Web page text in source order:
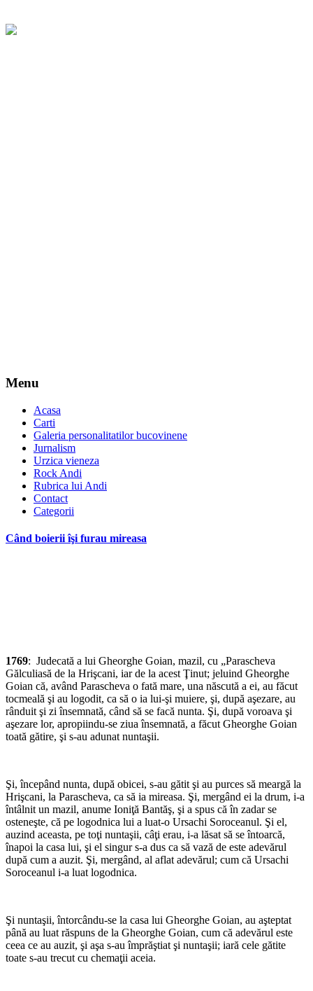
Menu
Acasa
Carti
Galeria personalitatilor bucovinene
Jurnalism
Urzica vieneza
Rock Andi
Rubrica lui Andi
Contact
Categorii
Când boierii îşi furau mireasa
1769: Judecată a lui Gheorghe Goian, mazil, cu „Parascheva
Gălculiasă de la Hrişcani, iar de la acest Ţinut; jeluind Gheorghe
Goian că, având Parascheva o fată mare, una născută a ei, au făcut
tocmeală şi au logodit, ca să o ia lui-şi muiere, şi, după aşezare, au
rânduit şi zi însemnată, când să se facă nunta. Şi, după voroava şi
aşezare lor, apropiindu-se ziua însemnată, a făcut Gheorghe Goian
toată gătire, şi s-au adunat nun­taşii.
Şi, începând nunta, după obicei, s-au gătit şi au purces să meargă la
Hrişcani, la Parascheva, ca să ia mireasa. Şi, mergând ei la drum, i-a
întâlnit un mazil, anume Ioniţă Bantăş, şi a spus că în zadar se
osteneşte, că pe logodnica lui a luat-o Ursachi Soroceanul. Şi el,
auzind aceasta, pe toţi nun­taşii, câţi erau, i-a lăsat să se întoarcă,
înapoi la casa lui, şi el singur s-a dus ca să vază de este adevărul
după cum a auzit. Şi, mergând, al aflat adevărul; cum că Ursachi
Soroceanul i-a luat logodnica.
Şi nuntaşii, întorcându-se la casa lui Gheorghe Goian, au aşteptat
până au luat răspuns de la Gheorghe Goian, cum că adevărul este
ceea ce au auzit, şi aşa s-au împrăştiat şi nuntaşii; iară cele gătite
toate s-au trecut cu chemaţii aceia.